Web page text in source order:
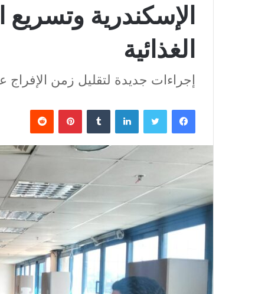
الإسكندرية وتسريع
الغذائية
إجراءات جديدة لتقليل زمن الإفراج
فيسبوك تويتر لينكدإن بينتيريست